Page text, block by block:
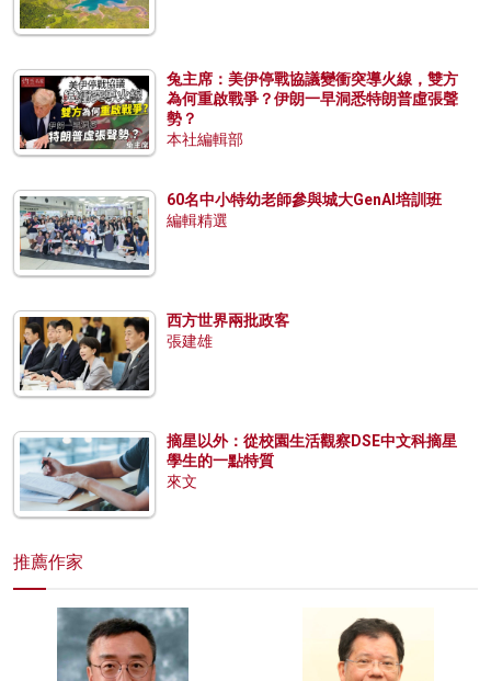
兔主席：美伊停戰協議變衝突導火線，雙方
為何重啟戰爭？伊朗一早洞悉特朗普虛張聲
勢？
本社編輯部
60名中小特幼老師參與城大GenAI培訓班
編輯精選
西方世界兩批政客
張建雄
摘星以外：從校園生活觀察DSE中文科摘星
學生的一點特質
來文
推薦作家